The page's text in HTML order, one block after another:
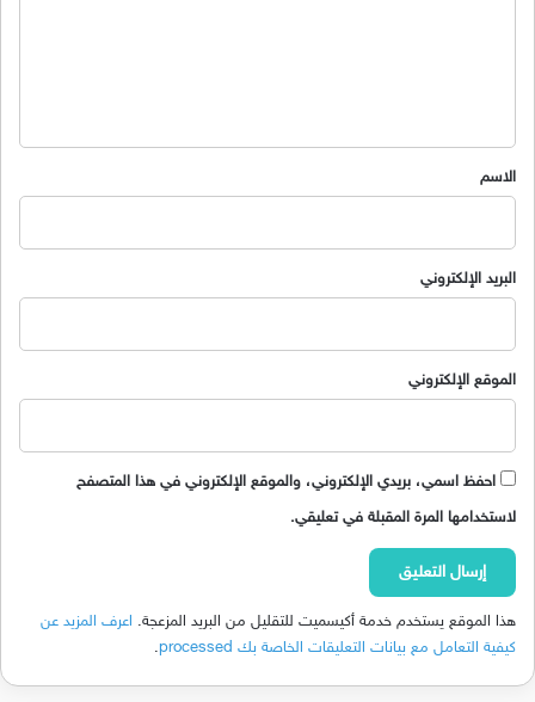
*
الاسم
البريد الإلكتروني
الموقع الإلكتروني
احفظ اسمي، بريدي الإلكتروني، والموقع الإلكتروني في هذا المتصفح
لاستخدامها المرة المقبلة في تعليقي.
هذا الموقع يستخدم خدمة أكيسميت للتقليل من البريد المزعجة. اعرف المزيد عن
كيفية التعامل مع بيانات التعليقات الخاصة بك processed
.